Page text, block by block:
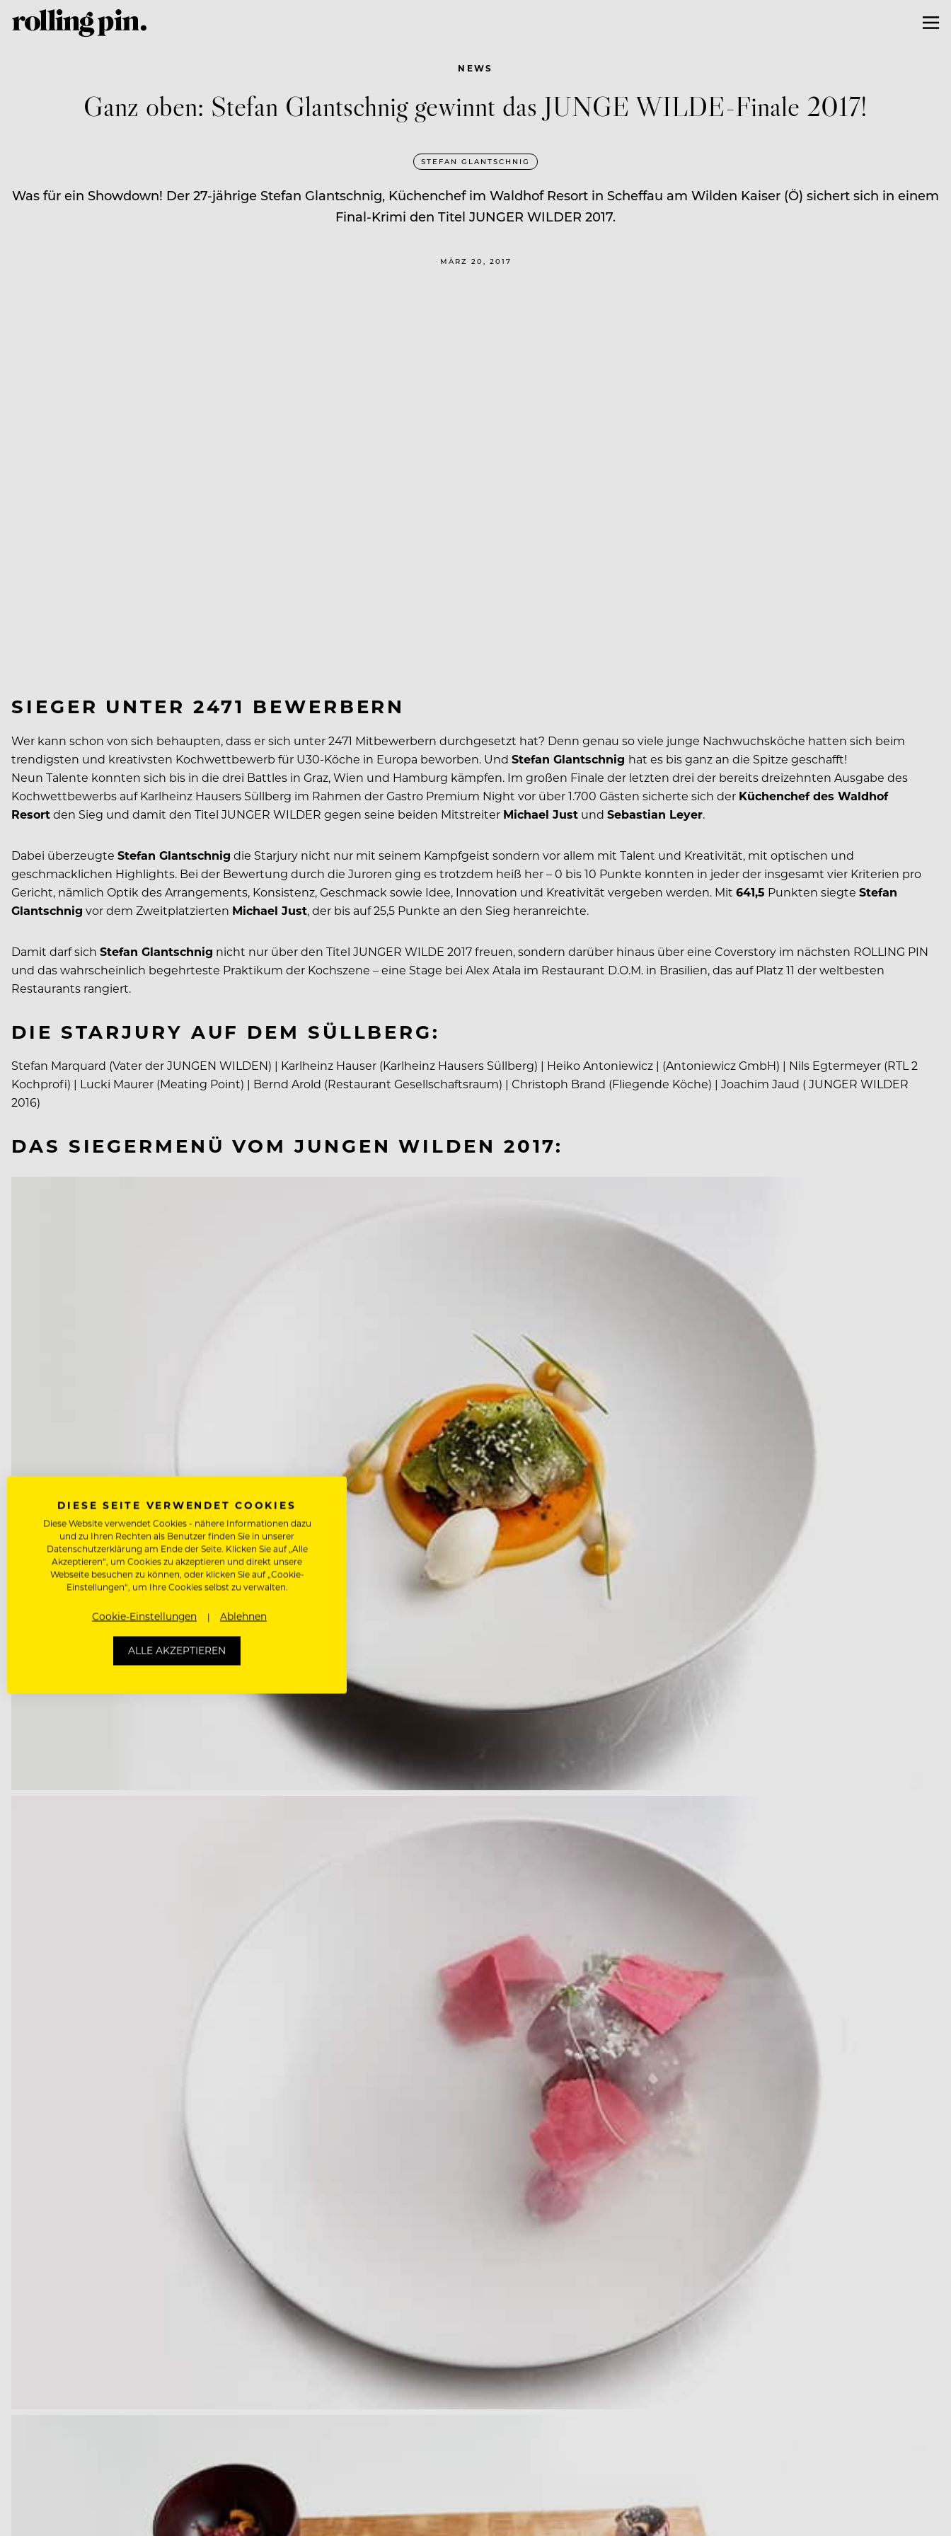
NEWS
Ganz oben: Stefan Glantschnig gewinnt das JUNGE WILDE-Finale 2017!
STEFAN GLANTSCHNIG
Was für ein Showdown! Der 27-jährige Stefan Glantschnig, Küchenchef im Waldhof Resort in Scheffau am Wilden Kaiser (Ö) sichert sich in einem
Final-Krimi den Titel JUNGER WILDER 2017.
MÄRZ 20, 2017
SIEGER UNTER 2471 BEWERBERN
Wer kann schon von sich behaupten, dass er sich unter 2471 Mitbewerbern durchgesetzt hat? Denn genau so viele junge Nachwuchsköche hatten sich beim
trendigsten und kreativsten Kochwettbewerb für U30-Köche in Europa beworben. Und Stefan Glantschnig hat es bis ganz an die Spitze geschafft!
Neun Talente konnten sich bis in die drei Battles in Graz, Wien und Hamburg kämpfen. Im großen Finale der letzten drei der bereits dreizehnten Ausgabe des
Kochwettbewerbs auf Karlheinz Hausers Süllberg im Rahmen der Gastro Premium Night vor über 1.700 Gästen sicherte sich der Küchenchef des Waldhof
Resortden Sieg und damit den Titel JUNGER WILDER gegen seine beiden Mitstreiter Michael Just und Sebastian Leyer.
Dabei überzeugte Stefan Glantschnig die Starjury nicht nur mit seinem Kampfgeist sondern vor allem mit Talent und Kreativität, mit optischen und
geschmacklichen Highlights. Bei der Bewertung durch die Juroren ging es trotzdem heiß her – 0 bis 10 Punkte konnten in jeder der insgesamt vier Kriterien pro
Gericht, nämlich Optik des Arrangements, Konsistenz, Geschmack sowie Idee, Innovation und Kreativität vergeben werden. Mit 641,5 Punkten siegte Stefan
Glantschnig vor dem Zweitplatzierten Michael Just, der bis auf 25,5 Punkte an den Sieg heranreichte.
Damit darf sich Stefan Glantschnig nicht nur über den Titel JUNGER WILDE 2017 freuen, sondern darüber hinaus über eine Coverstory im nächsten ROLLING PIN
und das wahrscheinlich begehrteste Praktikum der Kochszene – eine Stage bei Alex Atala im Restaurant D.O.M. in Brasilien, das auf Platz 11 der weltbesten
Restaurants rangiert.
DIE STARJURY AUF DEM SÜLLBERG:
Stefan Marquard (Vater der JUNGEN WILDEN) | Karlheinz Hauser (Karlheinz Hausers Süllberg) | Heiko Antoniewicz | (Antoniewicz GmbH) | Nils Egtermeyer (RTL 2
Kochprofi) | Lucki Maurer (Meating Point) | Bernd Arold (Restaurant Gesellschaftsraum) | Christoph Brand (Fliegende Köche) | Joachim Jaud ( JUNGER WILDER
2016)
DAS SIEGERMENÜ VOM JUNGEN WILDEN 2017:
DIESE SEITE VERWENDET COOKIES
Diese Website verwendet Cookies - nähere Informationen dazu
und zu Ihren Rechten als Benutzer finden Sie in unserer
Datenschutzerklärung am Ende der Seite. Klicken Sie auf „Alle
Akzeptieren“, um Cookies zu akzeptieren und direkt unsere
Webseite besuchen zu können, oder klicken Sie auf „Cookie-
Einstellungen“, um Ihre Cookies selbst zu verwalten.
Cookie-Einstellungen Ablehnen
ALLE AKZEPTIEREN